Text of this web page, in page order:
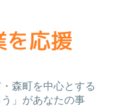
を応援
森町を中心とする
」があなたの事